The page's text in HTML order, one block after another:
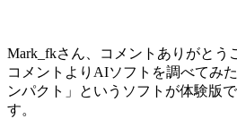
Mark_fkさん、コメントありがとう
コメントよりAIソフトを調べてみ
ンパクト」というソフトが体験版
す。